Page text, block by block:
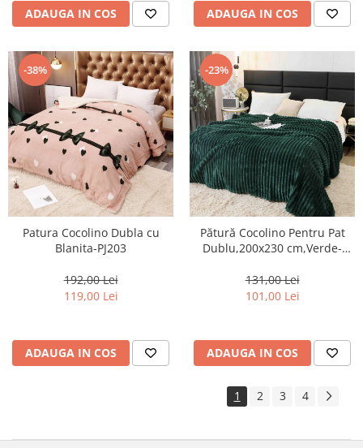
ADAUGA IN COS ADAUGA IN COS
-38%
Patura Cocolino Dubla cu
Blanita-PJ203
192,00 Lei
119,00 Lei
ADAUGA IN COS
-23%
Pătură Cocolino Pentru Pat
Dublu,200x230 cm,Verde-
131,00 Lei
101,00 Lei
ADAUGA IN COS
1 2 3 4